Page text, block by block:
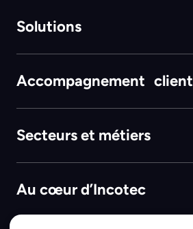
Solutions
Accompagnement client
Secteurs et métiers
Au cœur d’Incotec